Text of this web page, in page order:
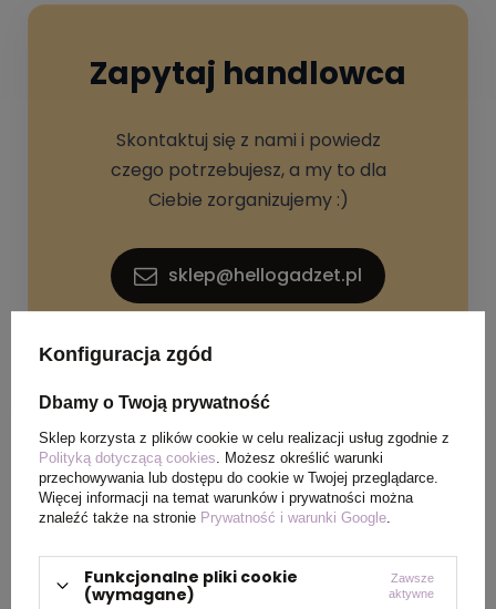
Zapytaj handlowca
Skontaktuj się z nami i powiedz
czego potrzebujesz, a my to dla
Ciebie zorganizujemy :)
sklep@hellogadzet.pl
+48 733 367 006
SPECYFIKACJA PRODUKTU
Materiał
Konfiguracja zgód
Dbamy o Twoją prywatność
Sklep korzysta z plików cookie w celu realizacji usług zgodnie z
Polityką dotyczącą cookies . Możesz określić warunki
przechowywania lub dostępu do cookie w Twojej przeglądarce.
Więcej informacji na temat warunków i prywatności można
znaleźć także na stronie Prywatność i warunki Google
Funkcjonalne pliki cookie
(wymagane)
Zawsze
aktywne